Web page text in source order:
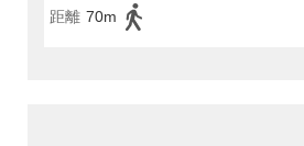
距離 70m